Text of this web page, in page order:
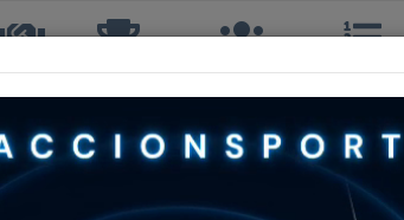
TTQ Torneos Interclubes Ranking